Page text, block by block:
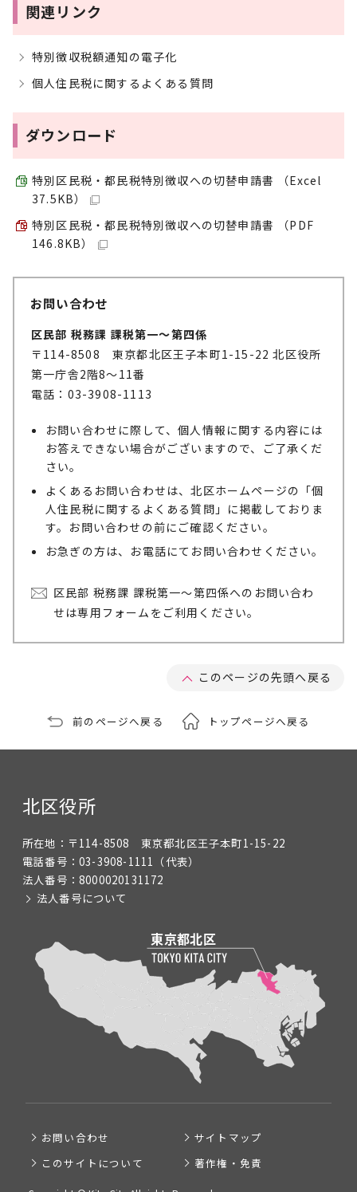
関連リンク
特別徴収税額通知の電子化
個人住民税に関するよくある質問
ダウンロード
特別区民税・都民税特別徴収への切替申請書 （Excel
37.5KB）
特別区民税・都民税特別徴収への切替申請書 （PDF
146.8KB）
お問い合わせ
区民部 税務課 課税第一～第四係
〒114-8508 東京都北区王子本町1-15-22 北区役所
第一庁舎2階8～11番
電話：03-3908-1113
お問い合わせに際して、個人情報に関する内容には
お答えできない場合がございますので、ご了承くだ
さい。
よくあるお問い合わせは、北区ホームページの「個
人住民税に関するよくある質問」に掲載しておりま
す。お問い合わせの前にご確認ください。
お急ぎの方は、お電話にてお問い合わせください。
区民部 税務課 課税第一～第四係へのお問い合わ
せは専用フォームをご利用ください。
このページの先頭へ戻る
前のページへ戻る トップページへ戻る
北区役所
所在地： 〒114-8508 東京都北区王子本町1-15-22
電話番号： 03-3908-1111 （代表）
法人番号： 8000020131172
法人番号について
お問い合わせ
サイトマップ
このサイトについて
著作権・免責